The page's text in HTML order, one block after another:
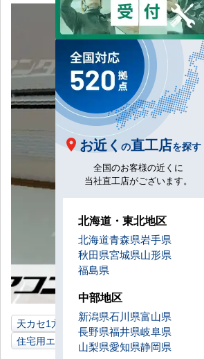
お客様
AC担当
天カセ1方向 5.0kW ご自宅
宮崎県
住宅用エアコン
お近く の直工店を探す
全国のお客様の近くに
当社直工店がございます。
北海道・東北地区
北海道青森県岩手県
秋田県宮城県山形県
福島県
中部地区
新潟県石川県富山県
長野県福井県岐阜県
山梨県愛知県静岡県